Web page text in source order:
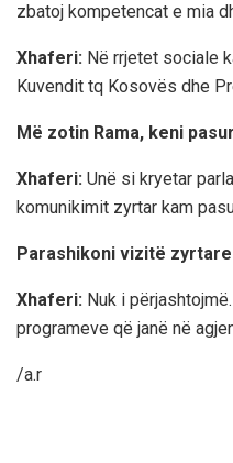
zbatoj kompetencat e mia
Xhaferi: Në rrjetet sociale
Kuvendit tq Kosovës dhe
Më zotin Rama, keni
Xhaferi: Unë si kryetar
komunikimit zyrtar kam
Parashikoni vizitë
Xhaferi: Nuk i
programeve që janë në
/a.r